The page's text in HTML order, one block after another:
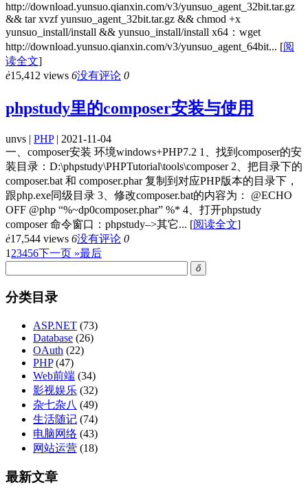
http://download.yunsuo.qianxin.com/v3/yunsuo_agent_32bit.tar.gz
&& tar xvzf yunsuo_agent_32bit.tar.gz && chmod +x
yunsuo_install/install && yunsuo_install/install x64：wget
http://download.yunsuo.qianxin.com/v3/yunsuo_agent_64bit... [阅
读全文]
ė15,412 views 6没有评论 0
phpstudy里的composer安装与使用
unvs | PHP| 2021-11-04
一、composer安装 环境windows+PHP7.2 1、找到composer的安
装目录：D:\phpstudy\PHPTutorial\tools\composer 2、把目录下的
composer.bat 和 composer.phar 复制到对应PHP版本的目录下，
跟php.exe同级目录 3、修改composer.bat的内容为： @ECHO
OFF @php “%~dp0composer.phar” %* 4、打开phpstudy
composer 命令窗口：phpstudy–>其它... [阅读全文]
ė17,544 views 6没有评论 0
1 23456下一页 »最后
ő
分类目录
ASP.NET (73)
Database (26)
OAuth (22)
PHP(47)
Web前端 (34)
影视娱乐 (32)
杂七杂八 (49)
生活随记 (74)
电脑网络 (43)
网站运营 (18)
最新文章